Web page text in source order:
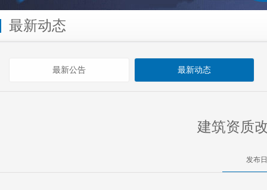
最新动态
最新公告 最新动态
建筑资质
发布